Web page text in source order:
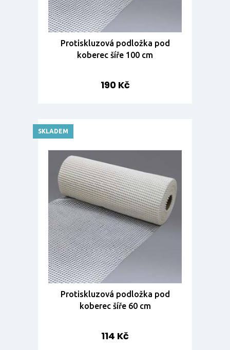
Protiskluzová podložka pod
koberec šíře 100 cm
190 Kč
Protiskluzová podložka pod
koberec šíře 60 cm
114 Kč
SKLADEM